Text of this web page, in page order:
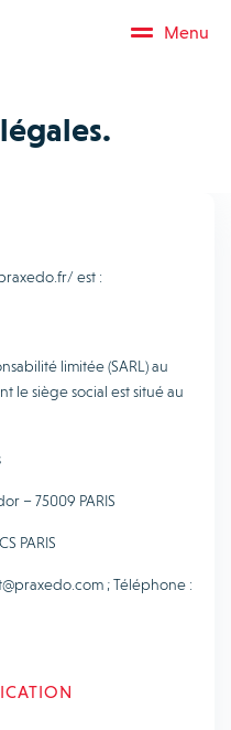
Menu
est :
limitée (SARL) au
le siège social est situé au
– 75009 PARIS
PARIS
; Téléphone :